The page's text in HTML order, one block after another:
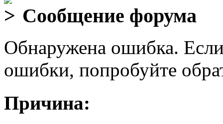
Сообщение форума
Обнаружена ошибка.
ошибки, попробуйте
Причина: